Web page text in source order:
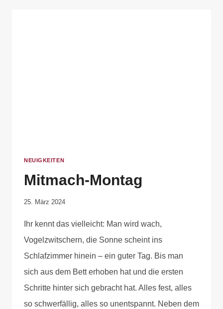
NEUIGKEITEN
Mitmach-Montag
Von
Justh
25. März 2024
Ihr kennt das vielleicht: Man wird wach,
Vogelzwitschern, die Sonne scheint ins
Schlafzimmer hinein – ein guter Tag. Bis man
sich aus dem Bett erhoben hat und die ersten
Schritte hinter sich gebracht hat. Alles fest, alles
so schwerfällig, alles so unentspannt. Neben dem